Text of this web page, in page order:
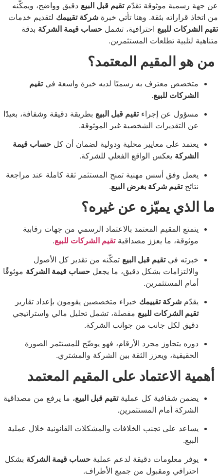
موثوقة تقدّمتقيم قبل البيعدقيق وواضح، ويمكّنه
بثقة. وهنا تأتي خبرةشركة تقييمكلتقديم خدمات
للبيعاحترافية، تشملحساب قيمة الشركةبدقة
تطلعات المستثمرين.
المعتمد؟
معترف به رسميًا لديه خبرة واسعة فيتقيم
للبيع .
عن إجراءتقيم قبل البيعبطريقة دقيقة وشفافة، بعيدًا
الشخصية غير الموثوقة.
على معايير محلية ودولية لضمان أن كلحساب قيمة
يعكس الواقع الفعلي للشركة.
وفق أسس مهنية تمنح المستثمر ثقة كاملة عند مراجعة
تقيم شركة بغرض البيع.
يميّزه عن غيره؟
المقيم المعتمد بالاعتماد الرسمي من جهات رقابية
ما يعزز مصداقية تقيم الشركات للبيع.
فيتقيم قبل البيعتمكّنه من تقدير كل الأصول
بشكل دقيق، ما يجعل حساب قيمة الشركةموثوقًا
المستثمرين.
شركة تقييمكخبراء متخصصين يقومون بإعداد تقارير
الشركات للبيع مفصلة، تشمل تحليل مالي واستراتيجي
لكل جانب من جوانب الشركة.
يتجاوز مجرد الأرقام، فهو يوضّح للمستثمر الصورة
ويعزز الثقة بين الشركة والمشتري.
على المقيم المعتمد
شفافية كل عمليةتقيم قبل البيع، ما يرفع من مصداقية
أمام المستثمرين.
على تجنب الخلافات والمشكلات القانونية خلال عملية
معلومات دقيقة لدعم عمليةحساب قيمة الشركةبشكل
ومقبول من جميع الأطراف.